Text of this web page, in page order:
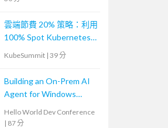
雲端節費 20% 策略：利用
100% Spot Kubernetes
打造低成本、高可靠應用
KubeSummit | 39 分
Building an On-Prem AI
Agent for Windows
System Maintenance
Hello World Dev Conference
| 87 分